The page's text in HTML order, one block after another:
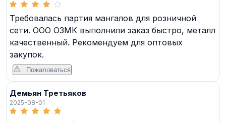
Требовалась партия мангалов для розничной
сети. ООО ОЗМК выполнили заказ быстро, металл
качественный. Рекомендуем для оптовых
закупок.
Пожаловаться
Демьян Третьяков
2025-08-01